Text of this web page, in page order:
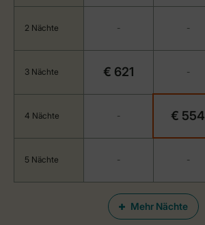
Mehr Nächte
2 Nächte - -
3 Nächte € 621 -
4 Nächte - € 554
5 Nächte - -